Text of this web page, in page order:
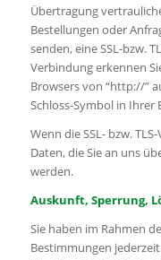
Übertragung
Bestellungen oder
senden, eine SSL-bzw.
Verbindung erkennen
Browsers von “http://”
Schloss-Symbol in Ihrer
Wenn die SSL- bzw.
Daten, die Sie an uns
werden.
Auskunft, Sperrung,
Sie haben im Rahmen
Bestimmungen